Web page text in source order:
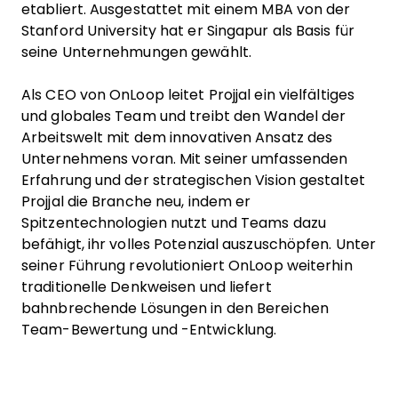
etabliert. Ausgestattet mit einem MBA von der
Stanford University hat er Singapur als Basis für
seine Unternehmungen gewählt.
Als CEO von OnLoop leitet Projjal ein vielfältiges
und globales Team und treibt den Wandel der
Arbeitswelt mit dem innovativen Ansatz des
Unternehmens voran. Mit seiner umfassenden
Erfahrung und der strategischen Vision gestaltet
Projjal die Branche neu, indem er
Spitzentechnologien nutzt und Teams dazu
befähigt, ihr volles Potenzial auszuschöpfen. Unter
seiner Führung revolutioniert OnLoop weiterhin
traditionelle Denkweisen und liefert
bahnbrechende Lösungen in den Bereichen
Team-Bewertung und -Entwicklung.